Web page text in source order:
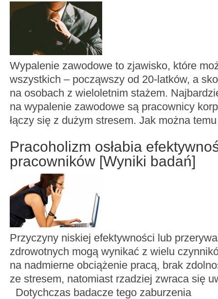
Wypalenie zawodowe to zjawisko, które
wszystkich – począwszy od 20-latków, a
na osobach z wieloletnim stażem.
na wypalenie zawodowe są pracownicy
łączy się z dużym stresem. Jak można
Pracoholizm osłabia
pracowników [Wyniki badań]
Przyczyny niskiej efektywności lub
zdrowotnych mogą wynikać z wielu
na nadmierne obciążenie pracą, brak
ze stresem, natomiast rzadziej zwraca się
Dotychczas badacze tego zaburzenia